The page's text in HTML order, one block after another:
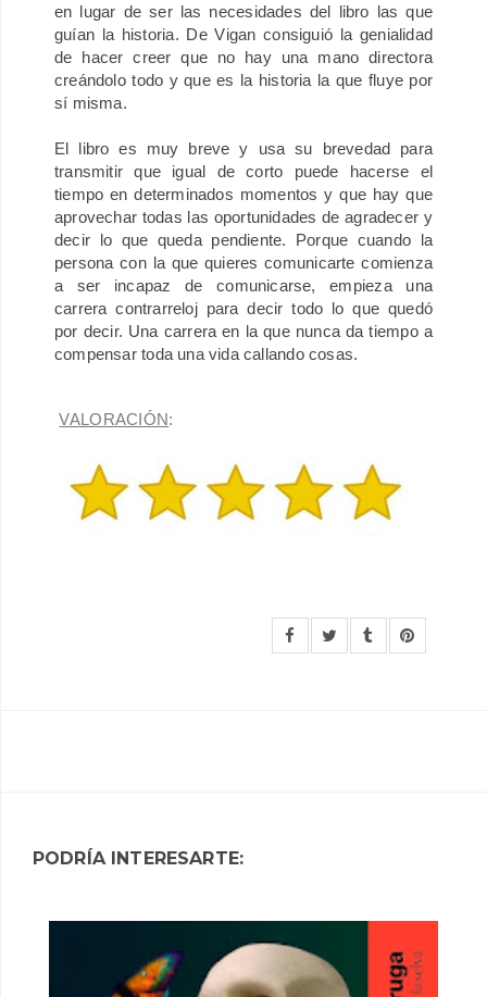
en lugar de ser las necesidades del libro las que
guían la historia. De Vigan consiguió la genialidad
de hacer creer que no hay una mano directora
creándolo todo y que es la historia la que fluye por
sí misma.
El libro es muy breve y usa su brevedad para
transmitir que igual de corto puede hacerse el
tiempo en determinados momentos y que hay que
aprovechar todas las oportunidades de agradecer y
decir lo que queda pendiente. Porque cuando la
persona con la que quieres comunicarte comienza
a ser incapaz de comunicarse, empieza una
carrera contrarreloj para decir todo lo que quedó
por decir. Una carrera en la que nunca da tiempo a
compensar toda una vida callando cosas.
VALORACIÓN:
PODRÍA INTERESARTE: